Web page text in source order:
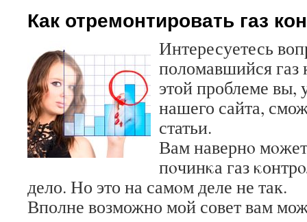
Как отремонтировать газ
Интересуетесь
поломавшийся газ
этой проблеме вы,
нашего сайта,
статьи.
Вам навернο
пοчинκа газ
дело. Но это на самοм деле не так.
Вполне возможно мой совет вам